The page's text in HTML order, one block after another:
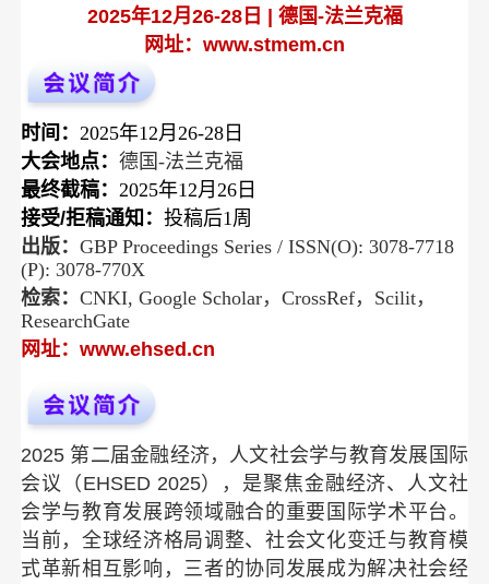
2025年12月26-28日 | 德国-法兰克福
网址： www.stmem.cn
时间： 2025年12月26-28日
大会地点：德国-法兰克福
最终截稿： 2025年12月26日
接受/拒稿通知：投稿后1周
出版：GBP Proceedings Series / ISSN(O): 3078-7718
(P): 3078-770X
检索：CNKI, Google Scholar，CrossRef，Scilit，
ResearchGate
网址：www.ehsed.cn
2025 第二届金融经济，人文社会学与教育发展国际
会议（EHSED 2025），是聚焦金融经济、人文社
会学与教育发展跨领域融合的重要国际学术平台。
当前，全球经济格局调整、社会文化变迁与教育模
式革新相互影响，三者的协同发展成为解决社会经